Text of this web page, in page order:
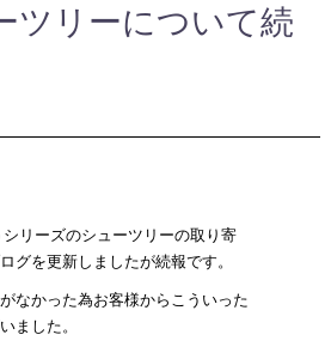
ツリーについて続
リーズのシューツリーの取り寄
グを更新しましたが続報です。
なかった為お客様からこういった
ました。